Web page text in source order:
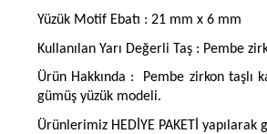
Yüzük Motif Ebatı : 21 mm x 6 mm
Kullanılan Yarı Değerli Taş : Pembe
Ürün Hakkında :
Pembe zirkon taşlı
gümüş yüzük modeli.
Ürünlerimiz HEDİYE PAKETİ